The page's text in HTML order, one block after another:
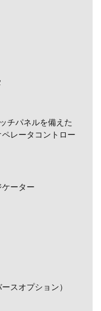
チパネルを備えた
レータコントロー
ーター
スオプション）